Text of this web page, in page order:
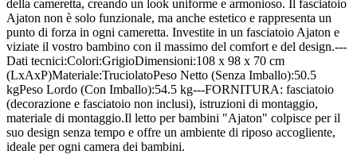
della cameretta, creando un look uniforme e armonioso. Il fasciatoio
Ajaton non è solo funzionale, ma anche estetico e rappresenta un
punto di forza in ogni cameretta. Investite in un fasciatoio Ajaton e
viziate il vostro bambino con il massimo del comfort e del design.---
Dati tecnici:Colori:GrigioDimensioni:108 x 98 x 70 cm
(LxAxP)Materiale:TruciolatoPeso Netto (Senza Imballo):50.5
kgPeso Lordo (Con Imballo):54.5 kg---FORNITURA: fasciatoio
(decorazione e fasciatoio non inclusi), istruzioni di montaggio,
materiale di montaggio.Il letto per bambini "Ajaton" colpisce per il
suo design senza tempo e offre un ambiente di riposo accogliente,
ideale per ogni camera dei bambini.